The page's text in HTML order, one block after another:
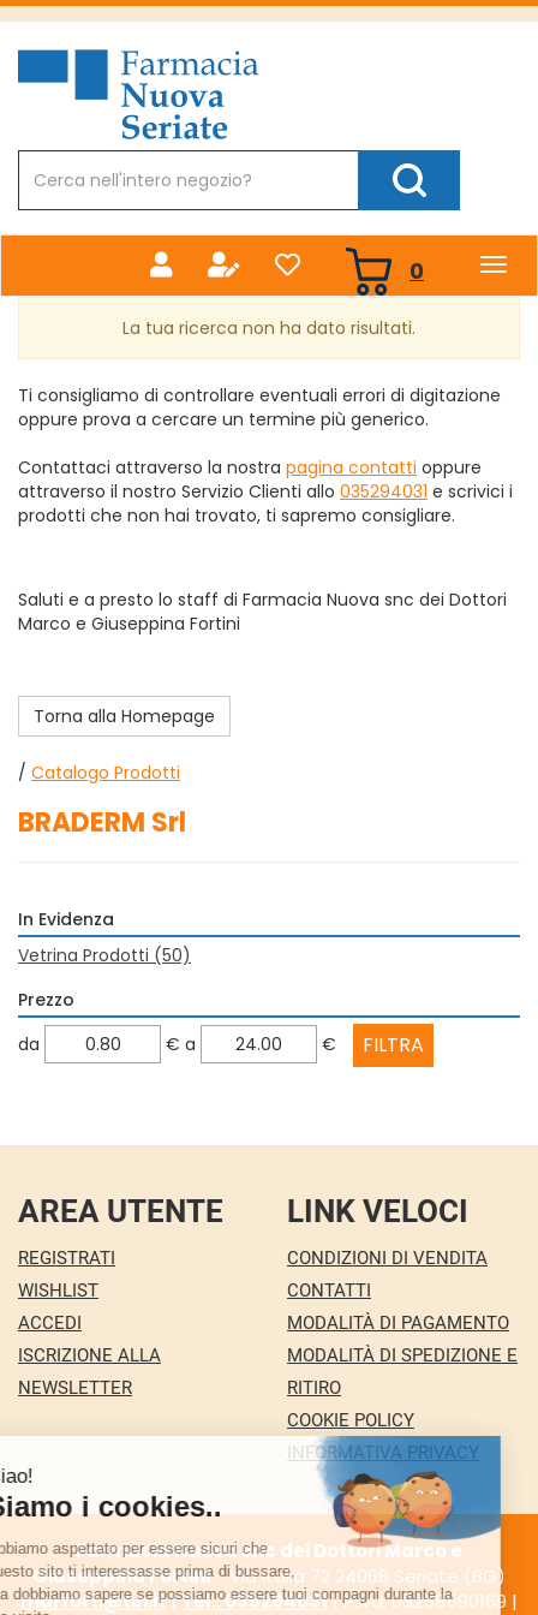
Passa
principale
Farmacia
Nuova
Prodotto
Cerca Prodotto
0 prodotti
inseriti
La tua ricerca non ha dato risultati.
Ti consigliamo di controllare eventuali errori di digitazione
oppure prova a cercare un termine più generico.
Contattaci attraverso la nostra pagina contatti oppure
attraverso il nostro Servizio Clienti allo 035294031 e scrivici i
prodotti che non hai trovato, ti sapremo consigliare.
Saluti e a presto lo staff di Farmacia Nuova snc dei Dottori
Marco e Giuseppina Fortini
Torna alla Homepage
/ Catalogo Prodotti
BRADERM Srl
In Evidenza
Vetrina Prodotti (50)
Prezzo
filtra
da € filtra
a €
AREA UTENTE
REGISTRATI
WISHLIST
ACCEDI
ISCRIZIONE ALLA
NEWSLETTER
LINK VELOCI
CONDIZIONI DI VENDITA
CONTATTI
MODALITÀ DI PAGAMENTO
MODALITÀ DI SPEDIZIONE E
RITIRO
COOKIE POLICY
INFORMATIVA PRIVACY
Farmacia Nuova snc dei Dottori Marco e
Giuseppina Fortini- Via Italia 72 24068 Seriate (BG)
marforti@tin.it|Tel.: 035294031| P.Iva: 03258590169 |